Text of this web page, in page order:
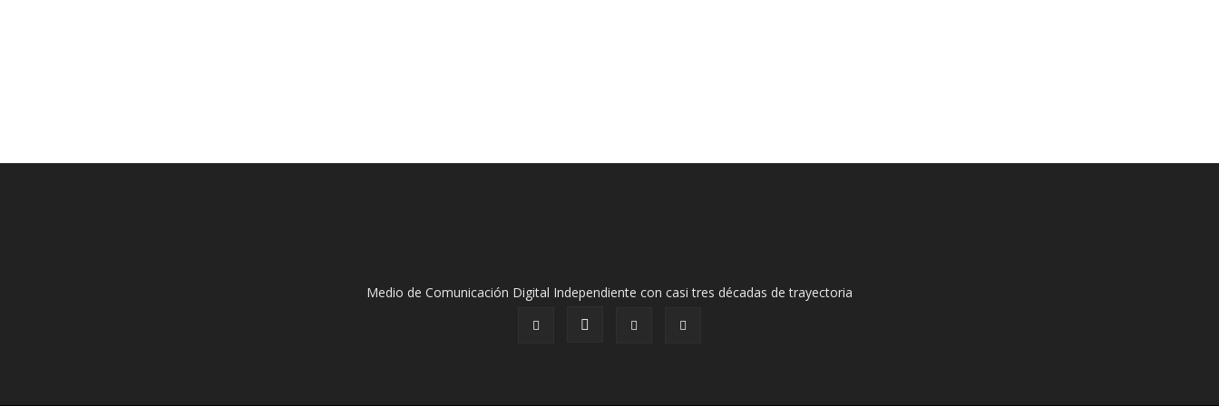
Medio de Comunicación Digital Independiente con casi tres décadas de trayectoria